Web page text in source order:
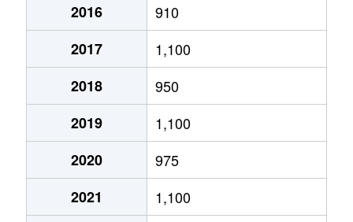
あいの里２条
550万円
あいの里２条
1,600万円
あいの里２条
1,500万円
あいの里２条
100万円
あいの里２条
200万円
あいの里２条
850万円
2016
910
2017
1,100
2018
950
2019
1,100
2020
975
2021
1,100